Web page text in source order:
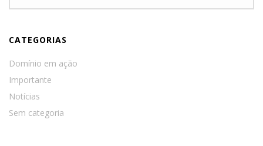
CATEGORIAS
Domínio em ação
Importante
Notícias
Sem categoria